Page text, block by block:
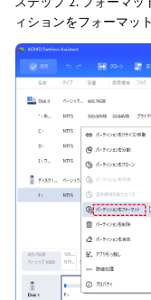
ィションをフォーマッ